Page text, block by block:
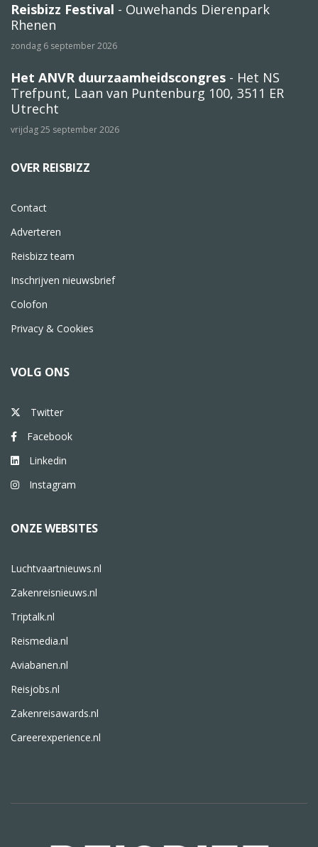
Reisbizz Festival - Ouwehands Dierenpark
Rhenen
zondag 6 september 2026
Het ANVR duurzaamheidscongres - Het NS
Trefpunt, Laan van Puntenburg 100, 3511 ER
Utrecht
vrijdag 25 september 2026
OVER REISBIZZ
Contact
Adverteren
Reisbizz team
Inschrijven nieuwsbrief
Colofon
Privacy & Cookies
VOLG ONS
Twitter
Facebook
Linkedin
Instagram
ONZE WEBSITES
Luchtvaartnieuws.nl
Zakenreisnieuws.nl
Triptalk.nl
Reismedia.nl
Aviabanen.nl
Reisjobs.nl
Zakenreisawards.nl
Careerexperience.nl